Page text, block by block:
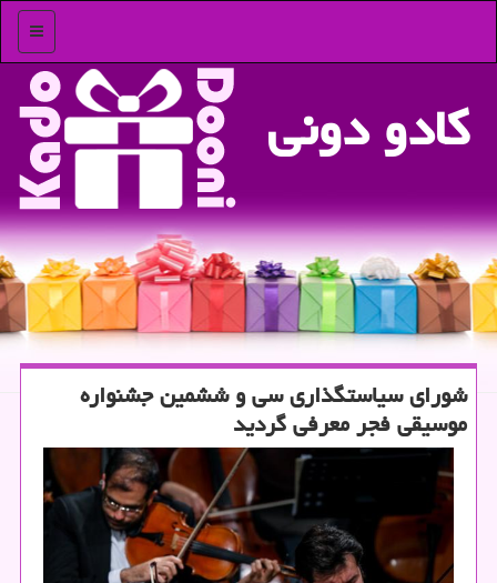
منو
كادو دونی
شورای سیاستگذاری سی و ششمین جشنواره
موسیقی فجر معرفی گردید